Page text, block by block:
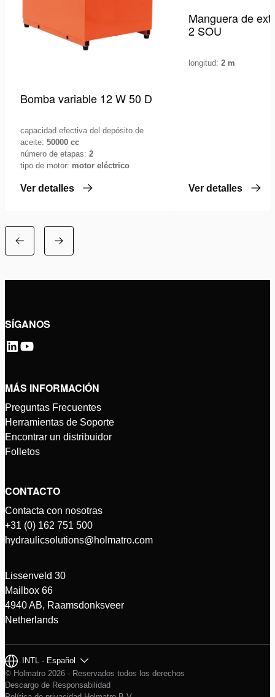
Bomba variable 12 W 50 D
capacidad efectiva del depósito de
aceite: 50000 cc
número de etapas: 2
tipo de motor: motor eléctrico
Ver detalles
Manguera de
2 SOU
longitud: 2 m
Ver detalles
SÍGANOS
MÁS INFORMACIÓN
Preguntas Frecuentes
Herramientas de Soporte
Encontrar un distribuidor
Folletos
CONTACTO
Contacta con nosotras
+31 (0) 162 751 500
hydraulicsolutions@holmatro.com
Lissenveld 30
Mailbox 66
4940 AB, Raamsdonksveer
Netherlands
INTL - Español
© Holmatro 2026 - Reservados todos los derechos
Descargo de Responsabilidad